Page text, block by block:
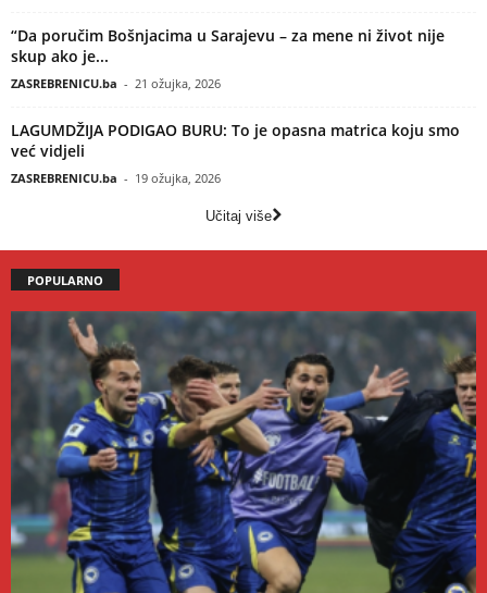
“Da poručim Bošnjacima u Sarajevu – za mene ni život nije
skup ako je...
ZASREBRENICU.ba - 21 ožujka, 2026
LAGUMDŽIJA PODIGAO BURU: To je opasna matrica koju smo
već vidjeli
ZASREBRENICU.ba - 19 ožujka, 2026
Učitaj više
POPULARNO